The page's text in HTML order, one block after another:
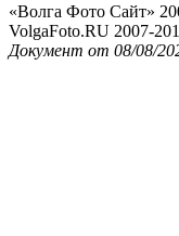
«Волга Фото Сайт»
VolgaFoto.RU 2007-
Документ от 08/08/